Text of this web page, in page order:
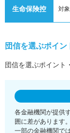
生命保険控 対象
団信を選ぶポイン
団信を選ぶポイント
各金融機関が提供
囲に差があります。
一部の金融機関で